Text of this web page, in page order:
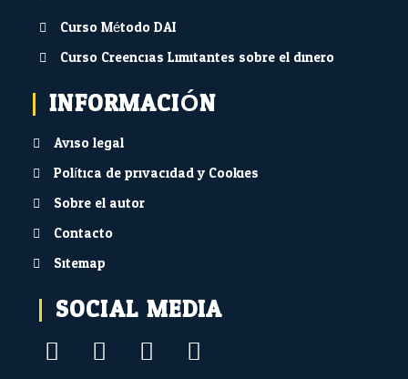
Curso Método DAI
Curso Creencias Limitantes sobre el dinero
INFORMACIÓN
Aviso legal
Política de privacidad y Cookies
Sobre el autor
Contacto
Sitemap
SOCIAL MEDIA